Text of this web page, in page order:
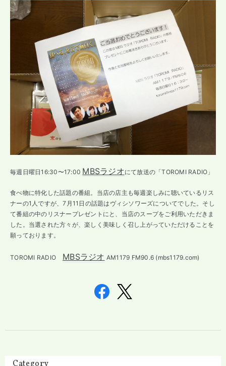
毎週日曜日16:30〜17:00 MBSラジオ にて放送の「TOROMI RADIO」
食べ物に特化した話題の番組。当店の店主も毎週楽しみに聴いているリス
ナーの1人ですが、7月11日の話題はヴィシソワーズについてでした。そし
て番組の中のリスナープレゼントにと、当店のスープをご利用いただきま
した。当選された方々が、楽しく美味しく召し上がっていただけることを
願っております。
TOROMI RADIO MBSラジオ AM1179 FM90.6 (mbs1179.com)